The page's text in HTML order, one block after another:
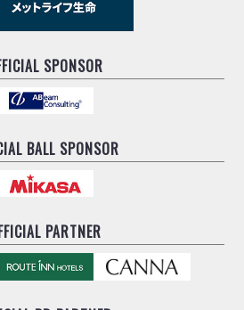
SPONSOR
BALL SPONSOR
PARTNER